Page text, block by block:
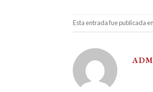
Esta entrada fue publicada en